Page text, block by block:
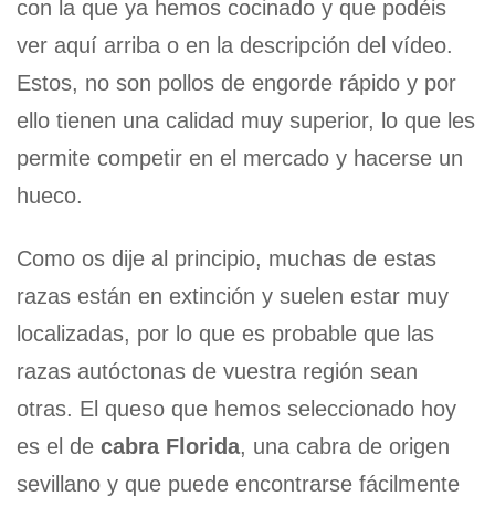
con la que ya hemos cocinado y que podéis
ver aquí arriba o en la descripción del vídeo.
Estos, no son pollos de engorde rápido y por
ello tienen una calidad muy superior, lo que les
permite competir en el mercado y hacerse un
hueco.
Como os dije al principio, muchas de estas
razas están en extinción y suelen estar muy
localizadas, por lo que es probable que las
razas autóctonas de vuestra región sean
otras. El queso que hemos seleccionado hoy
es el de cabra Florida, una cabra de origen
sevillano y que puede encontrarse fácilmente